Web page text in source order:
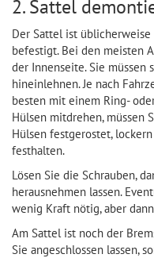
2. Sattel
Der Sattel ist
befestigt. Bei den meisten
der Innenseite. Sie müssen
hineinlehnen. Je nach
besten mit einem Ring-
Hülsen mitdrehen, müssen
Hülsen festgerostet,
festhalten.
Lösen Sie die Schrauben,
herausnehmen lassen.
wenig Kraft nötig, aber
Am Sattel ist noch der
Sie angeschlossen lassen,